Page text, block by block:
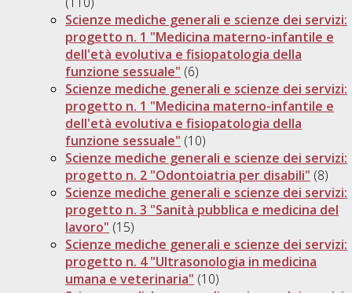
Scienze mediche generali e scienze dei servizi:
progetto n. 1 "Medicina materno-infantile e
dell'età evolutiva e fisiopatologia della
funzione sessuale" (6)
Scienze mediche generali e scienze dei servizi:
progetto n. 1 "Medicina materno-infantile e
dell'età evolutiva e fisiopatologia della
funzione sessuale" (10)
Scienze mediche generali e scienze dei servizi:
progetto n. 2 "Odontoiatria per disabili" (8)
Scienze mediche generali e scienze dei servizi:
progetto n. 3 "Sanità pubblica e medicina del
lavoro" (15)
Scienze mediche generali e scienze dei servizi:
progetto n. 4 "Ultrasonologia in medicina
umana e veterinaria" (10)